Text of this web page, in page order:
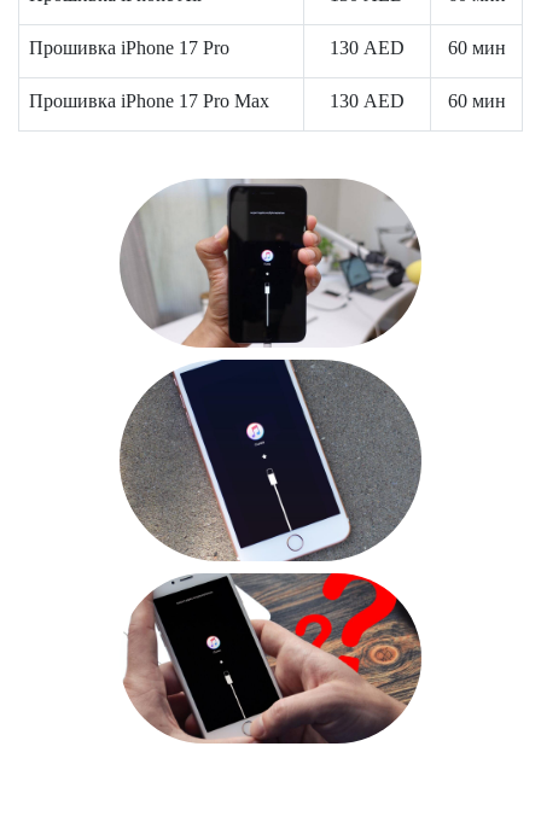
Прошивка iPhone 17 Pro 130 AED 60 мин
Прошивка iPhone 17 Pro Max 130 AED 60 мин